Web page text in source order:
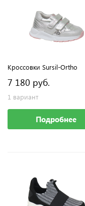
Кроссовки Sursil-Ortho
7 180 руб.
1 вариант
Подробнее